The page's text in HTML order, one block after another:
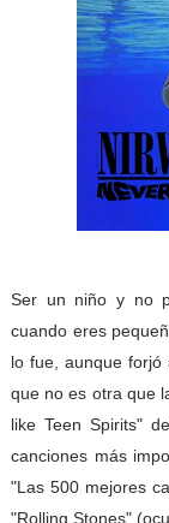
Ser un niño y no
cuando eres
lo fue, aunque forjó
que no es otra que
like Teen Spirits"
canciones más
"Las 500 mejores
"Rolling Stones"